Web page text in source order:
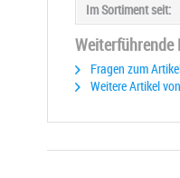
Im Sortiment seit:
Weiterführende
Fragen zum
Weitere Artikel